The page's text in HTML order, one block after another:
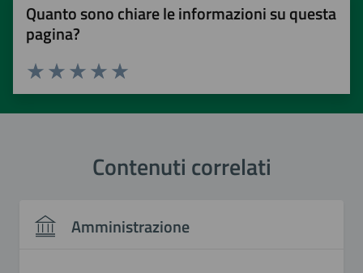
Quanto sono chiare le informazioni su questa
pagina?
Valuta 5 stelle su 5
Valuta 4 stelle su 5
Valuta 3 stelle su 5
Valuta 2 stelle su 5
Valuta 1 stelle su 5
Contenuti correlati
Amministrazione